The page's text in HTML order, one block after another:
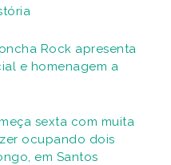
Rock apresenta
e homenagem a
sexta com muita
ocupando dois
em Santos